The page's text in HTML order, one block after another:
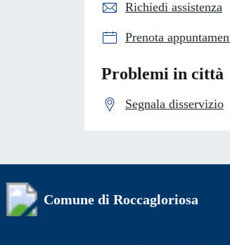
Richiedi assistenza
Prenota
Problemi in città
Segnala disservizio
Comune di Roccagloriosa